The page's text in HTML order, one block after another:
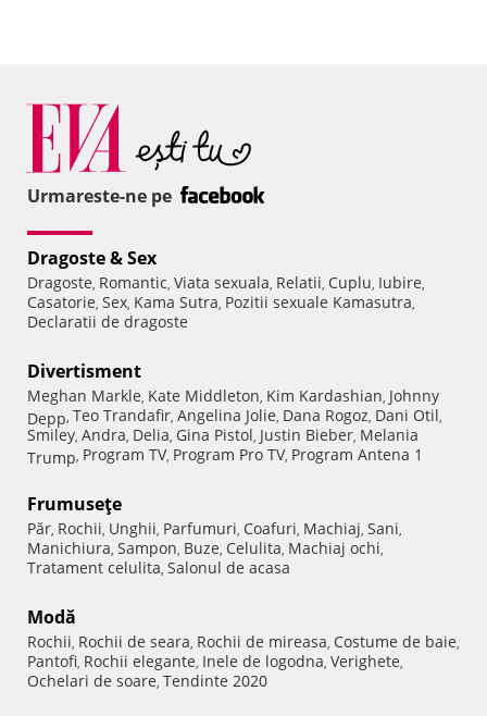
Urmareste-ne pe
Dragoste & Sex
Dragoste, Romantic, Viata sexuala, Relatii, Cuplu, Iubire,
Casatorie, Sex, Kama Sutra, Pozitii sexuale Kamasutra,
Declaratii de dragoste
Divertisment
Meghan Markle, Kate Middleton, Kim Kardashian, Johnny
Depp, Teo Trandafir, Angelina Jolie, Dana Rogoz, Dani Otil,
Smiley, Andra, Delia, Gina Pistol, Justin Bieber, Melania
Trump, Program TV, Program Pro TV, Program Antena 1
Frumuseţe
Păr, Rochii, Unghii, Parfumuri, Coafuri, Machiaj, Sani,
Manichiura, Sampon, Buze, Celulita, Machiaj ochi,
Tratament celulita, Salonul de acasa
Modă
Rochii, Rochii de seara, Rochii de mireasa, Costume de baie,
Pantofi, Rochii elegante, Inele de logodna, Verighete,
Ochelari de soare, Tendinte 2020